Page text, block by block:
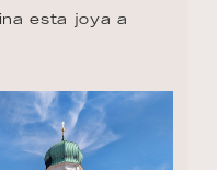
esta joya a